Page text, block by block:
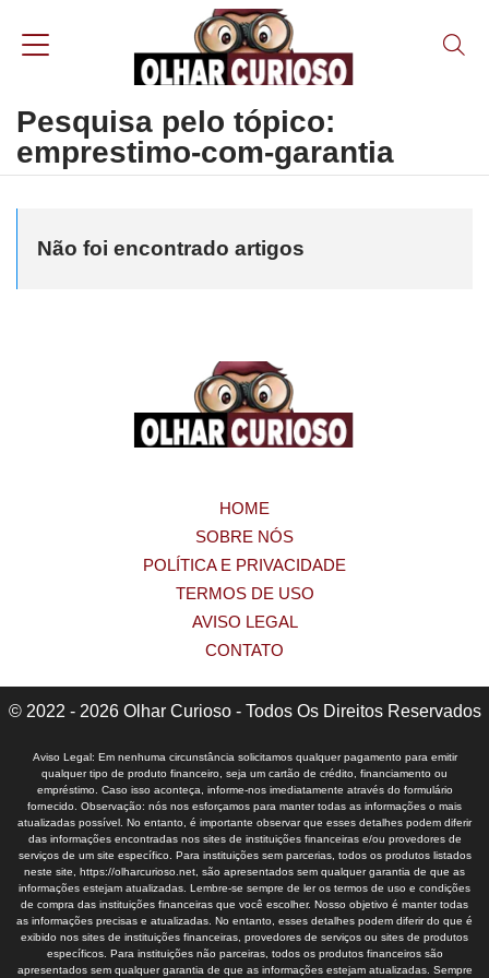
Pesquisa pelo tópico:
emprestimo-com-garantia
Não foi encontrado artigos
HOME
SOBRE NÓS
POLÍTICA E PRIVACIDADE
TERMOS DE USO
AVISO LEGAL
CONTATO
© 2022 - 2026 Olhar Curioso - Todos Os Direitos Reservados
Aviso Legal: Em nenhuma circunstância solicitamos qualquer pagamento para emitir
qualquer tipo de produto financeiro, seja um cartão de crédito, financiamento ou
empréstimo. Caso isso aconteça, informe-nos imediatamente através do formulário
fornecido. Observação: nós nos esforçamos para manter todas as informações o mais
atualizadas possível. No entanto, é importante observar que esses detalhes podem diferir
das informações encontradas nos sites de instituições financeiras e/ou provedores de
serviços de um site específico. Para instituições sem parcerias, todos os produtos listados
neste site, https://olharcurioso.net, são apresentados sem qualquer garantia de que as
informações estejam atualizadas. Lembre-se sempre de ler os termos de uso e condições
de compra das instituições financeiras que você escolher. Nosso objetivo é manter todas
as informações precisas e atualizadas. No entanto, esses detalhes podem diferir do que é
exibido nos sites de instituições financeiras, provedores de serviços ou sites de produtos
específicos. Para instituições não parceiras, todos os produtos financeiros são
apresentados sem qualquer garantia de que as informações estejam atualizadas. Sempre